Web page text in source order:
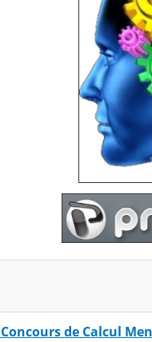
de Calcul